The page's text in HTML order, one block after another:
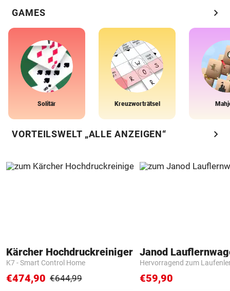
GAMES chevron_right
Solitär Kreuzworträtsel
VORTEILSWELT „ALLE ANZEIGEN“ chevron_right
Kärcher Hochdruckreiniger
K7 - Smart Control Home
€474,90 €644,99
Janod
Hervorragend zum
€59,90